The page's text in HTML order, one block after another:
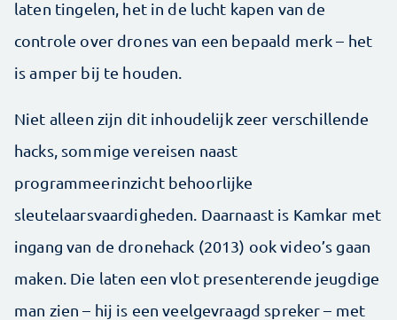
laten tingelen, het in de lucht kapen van de
controle over drones van een bepaald merk – het
is amper bij te houden.
Niet alleen zijn dit inhoudelijk zeer verschillende
hacks, sommige vereisen naast
programmeerinzicht behoorlijke
sleutelaarsvaardigheden. Daarnaast is Kamkar met
ingang van de dronehack (2013) ook video’s gaan
maken. Die laten een vlot presenterende jeugdige
man zien – hij is een veelgevraagd spreker – met